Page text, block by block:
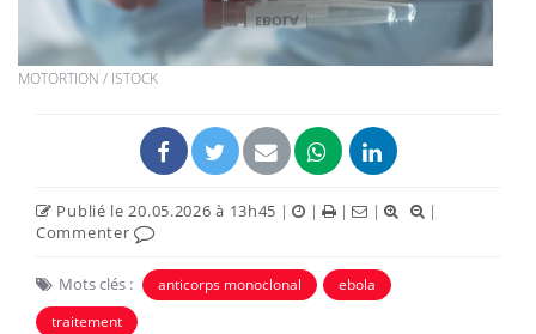
MOTORTION / ISTOCK
Publié le 20.05.2026 à 13h45 | | | |
|
Commenter
Mots clés : anticorps monoclonal
ebola
traitement